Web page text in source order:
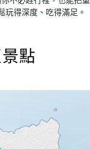
玩得深度、吃得滿足。
點